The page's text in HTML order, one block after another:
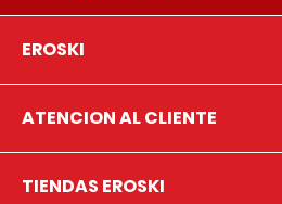
EROSKI
ATENCION AL CLIENTE
TIENDAS EROSKI